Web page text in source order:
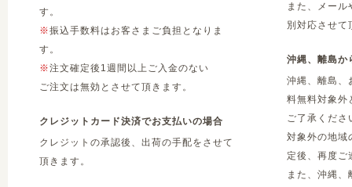
す。
※振込手数料はお客さまご負担となりま
す。
※注文確定後1週間以上ご入金のない
ご注文は無効とさせて頂きます。
クレジットカード決済でお支払いの場合
クレジットの承認後、出荷の手配をさせて
頂きます。
また、メー
別対応させて
沖縄、離島か
沖縄、離島、
料無料対象外
ご了承くださ
対象外の地域
定後、再度ご
また、沖縄